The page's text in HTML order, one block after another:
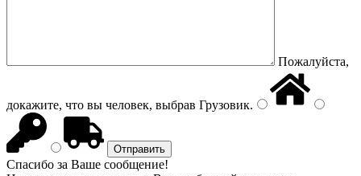
Пожалуйста,
докажите, что вы человек, выбрав Грузовик.
Спасибо за Ваше сообщение!